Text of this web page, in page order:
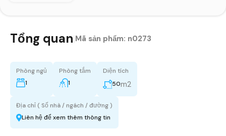
Tổng quan Mã sản phẩm: n0273
Phòng ngủ
1
Phòng tắm
1
Diện tích
50m2
Địa chỉ ( Số nhà / ngách / đường )
Liên hệ để xem thêm thông tin